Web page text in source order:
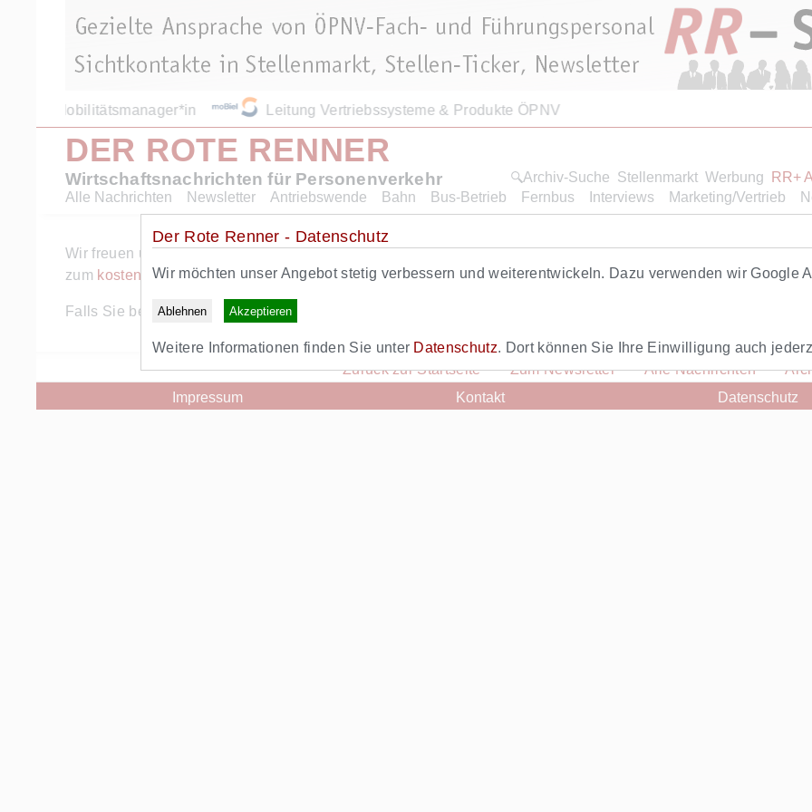
Mobilitätsmanager*in Leitung Vertriebssysteme & Produkte ÖPNV
DER ROTE RENNER
Wirtschaftsnachrichten für Personenverkehr Archiv-Suche Stellenmarkt Werbung RR+
Alle Nachrichten
Newsletter Antriebswende Bahn Bus-Betrieb Fernbus Interviews Marketing/Vertrieb
Der Rote Renner - Datenschutz
Wir möchten unser Angebot stetig verbessern und weiterentwickeln. Dazu verwenden wir Google
Ablehnen Akzeptieren
Weitere Informationen finden Sie unter Datenschutz. Dort können Sie Ihre Einwilligung auch
Wir freuen uns ueber Ihr Interesse am Angebot des Roten Renners. Dieser Artikel ist eine Leistung von RR+.
zum kostenlosen RR+ Probeabo.
Falls Sie bereits RR+ Abonnent sind, können Sie sich hier
Zurück zur Startseite Zum Newsletter Alle Nachrichten
Impressum
Kontakt Datenschutz